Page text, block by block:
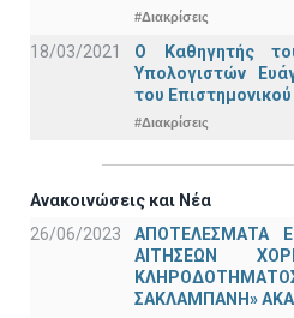
#Διακρίσεις
18/03/2021
Ο Καθηγητής
Υπολογιστών
του
#Διακρίσεις
Ανακοινώσεις και Νέα
26/06/2023
ΑΠΟΤΕΛΕΣΜΑΤΑ
ΑΙΤΗΣΕΩΝ
ΣΑΚΛΑΜΠΑΝΗ»